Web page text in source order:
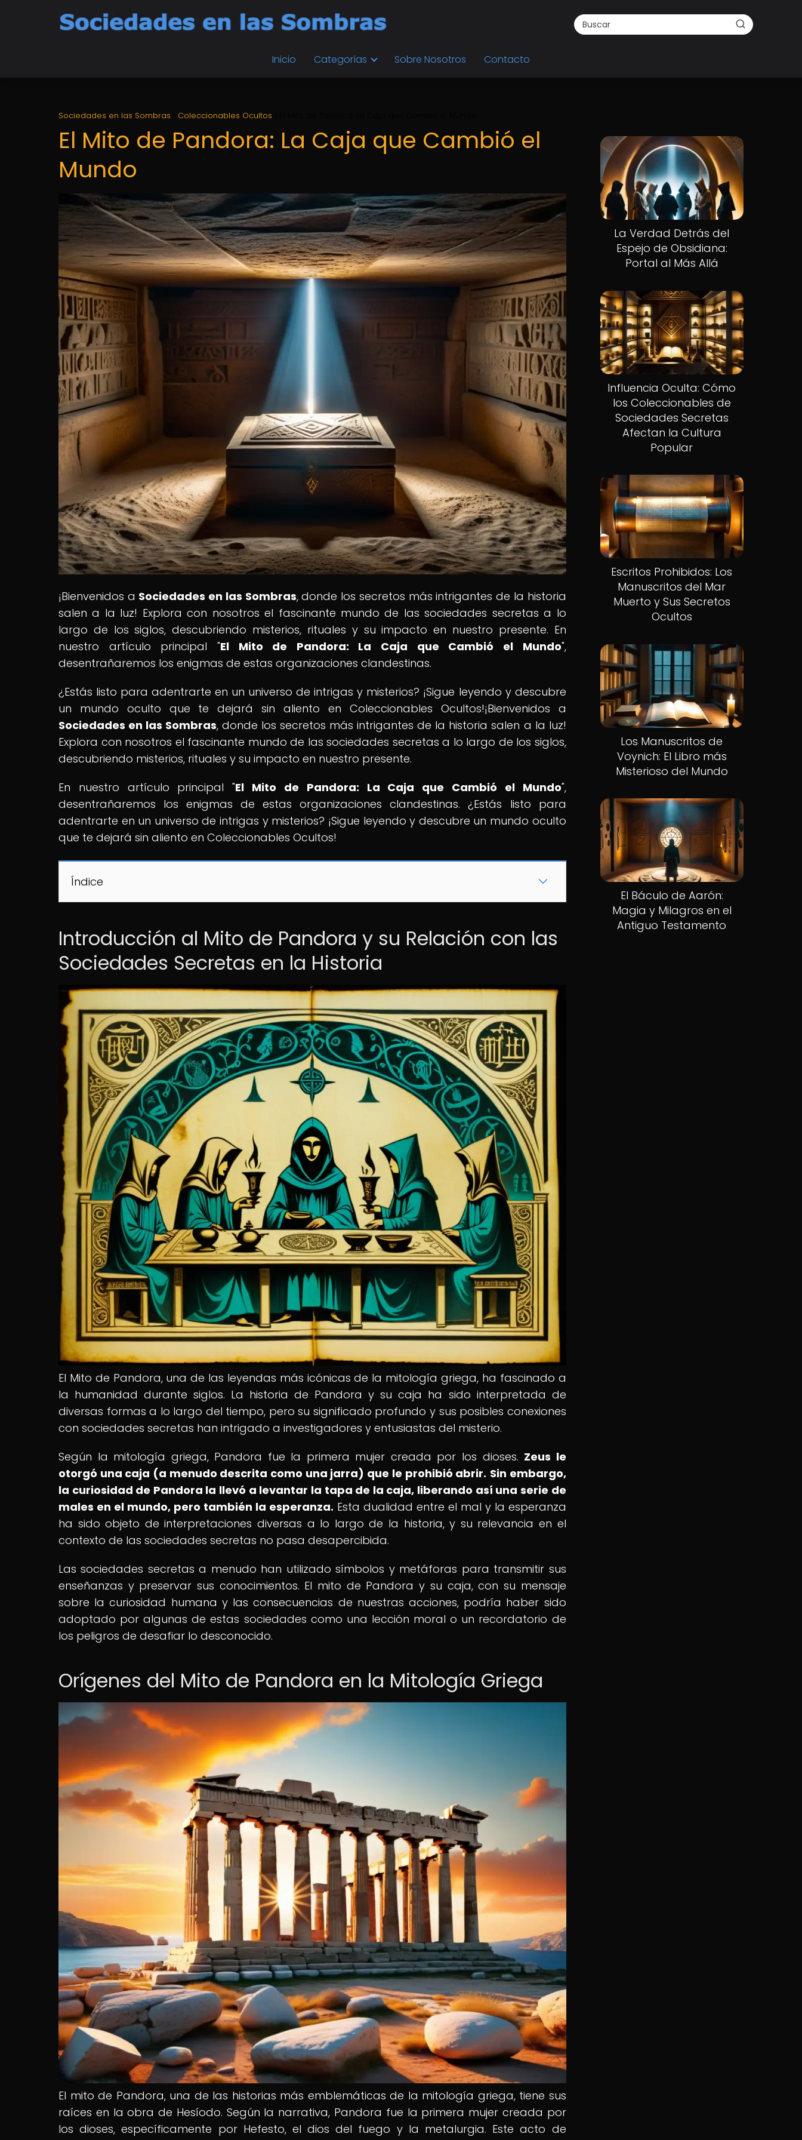
Inicio Categorías Sobre Nosotros Contacto
Sociedades en las Sombras Coleccionables Ocultos
El Mito de Pandora: La Caja que Cambió el
Mundo
¡Bienvenidos a Sociedades en las Sombras, donde los secretos más intrigantes de la historia
salen a la luz! Explora con nosotros el fascinante mundo de las sociedades secretas a lo
largo de los siglos, descubriendo misterios, rituales y su impacto en nuestro presente. En
nuestro artículo principal "El Mito de Pandora: La Caja que Cambió el Mundo",
desentrañaremos los enigmas de estas organizaciones clandestinas.
¿Estás listo para adentrarte en un universo de intrigas y misterios? ¡Sigue leyendo y descubre
un mundo oculto que te dejará sin aliento en Coleccionables Ocultos!¡Bienvenidos a
Sociedades en las Sombras, donde los secretos más intrigantes de la historia salen a la luz!
Explora con nosotros el fascinante mundo de las sociedades secretas a lo largo de los siglos,
descubriendo misterios, rituales y su impacto en nuestro presente.
En nuestro artículo principal "El Mito de Pandora: La Caja que Cambió el Mundo",
desentrañaremos los enigmas de estas organizaciones clandestinas. ¿Estás listo para
adentrarte en un universo de intrigas y misterios? ¡Sigue leyendo y descubre un mundo oculto
que te dejará sin aliento en Coleccionables Ocultos!
Índice
Introducción al Mito de Pandora y su Relación con las
Sociedades Secretas en la Historia
El Mito de Pandora, una de las leyendas más icónicas de la mitología griega, ha fascinado a
la humanidad durante siglos. La historia de Pandora y su caja ha sido interpretada de
diversas formas a lo largo del tiempo, pero su significado profundo y sus posibles conexiones
con sociedades secretas han intrigado a investigadores y entusiastas del misterio.
Según la mitología griega, Pandora fue la primera mujer creada por los dioses. Zeus le
otorgó una caja (a menudo descrita como una jarra) que le prohibió abrir. Sin embargo,
la curiosidad de Pandora la llevó a levantar la tapa de la caja, liberando así una serie de
males en el mundo, pero también la esperanza. Esta dualidad entre el mal y la esperanza
ha sido objeto de interpretaciones diversas a lo largo de la historia, y su relevancia en el
contexto de las sociedades secretas no pasa desapercibida.
Las sociedades secretas a menudo han utilizado símbolos y metáforas para transmitir sus
enseñanzas y preservar sus conocimientos. El mito de Pandora y su caja, con su mensaje
sobre la curiosidad humana y las consecuencias de nuestras acciones, podría haber sido
adoptado por algunas de estas sociedades como una lección moral o un recordatorio de
los peligros de desafiar lo desconocido.
Orígenes del Mito de Pandora en la Mitología Griega
El mito de Pandora, una de las historias más emblemáticas de la mitología griega, tiene sus
raíces en la obra de Hesíodo. Según la narrativa, Pandora fue la primera mujer creada por
los dioses, específicamente por Hefesto, el dios del fuego y la metalurgia. Este acto de
La Verdad Detrás del
Espejo de Obsidiana:
Portal al Más Allá
Influencia Oculta: Cómo
los Coleccionables de
Sociedades Secretas
Afectan la Cultura
Popular
Escritos Prohibidos: Los
Manuscritos del Mar
Muerto y Sus Secretos
Ocultos
Los Manuscritos de
Voynich: El Libro más
Misterioso del Mundo
El Báculo de Aarón:
Magia y Milagros en el
Antiguo Testamento